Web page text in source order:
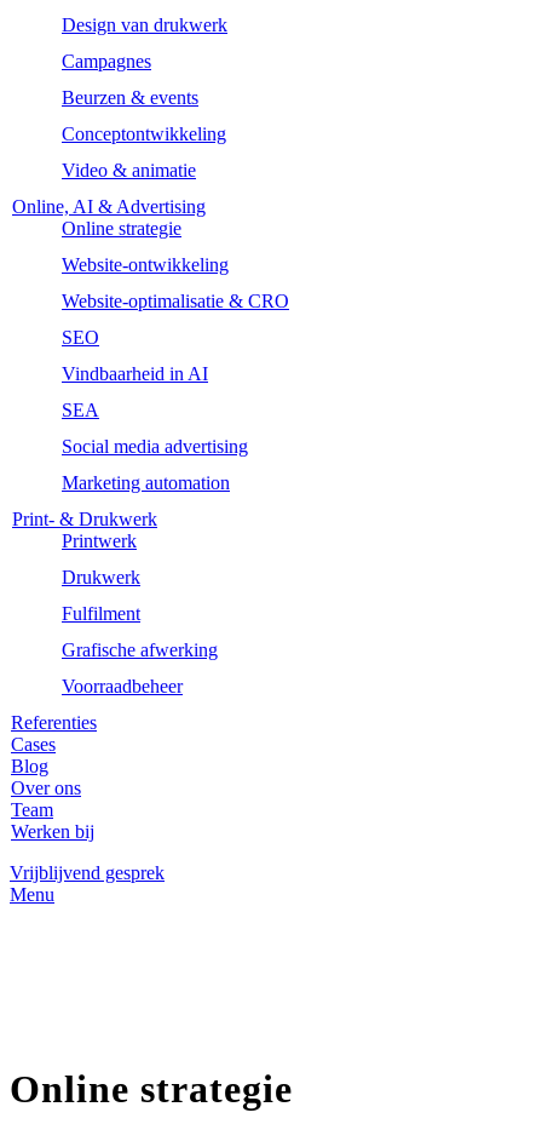
Design van drukwerk
Campagnes
Beurzen & events
Conceptontwikkeling
Video & animatie
Online, AI & Advertising
Online strategie
Website-ontwikkeling
Website-optimalisatie & CRO
SEO
Vindbaarheid in AI
SEA
Social media advertising
Marketing automation
Print- & Drukwerk
Printwerk
Drukwerk
Fulfilment
Grafische afwerking
Voorraadbeheer
Referenties
Cases
Blog
Over ons
Team
Werken bij
Vrijblijvend gesprek
Menu
Online strategie